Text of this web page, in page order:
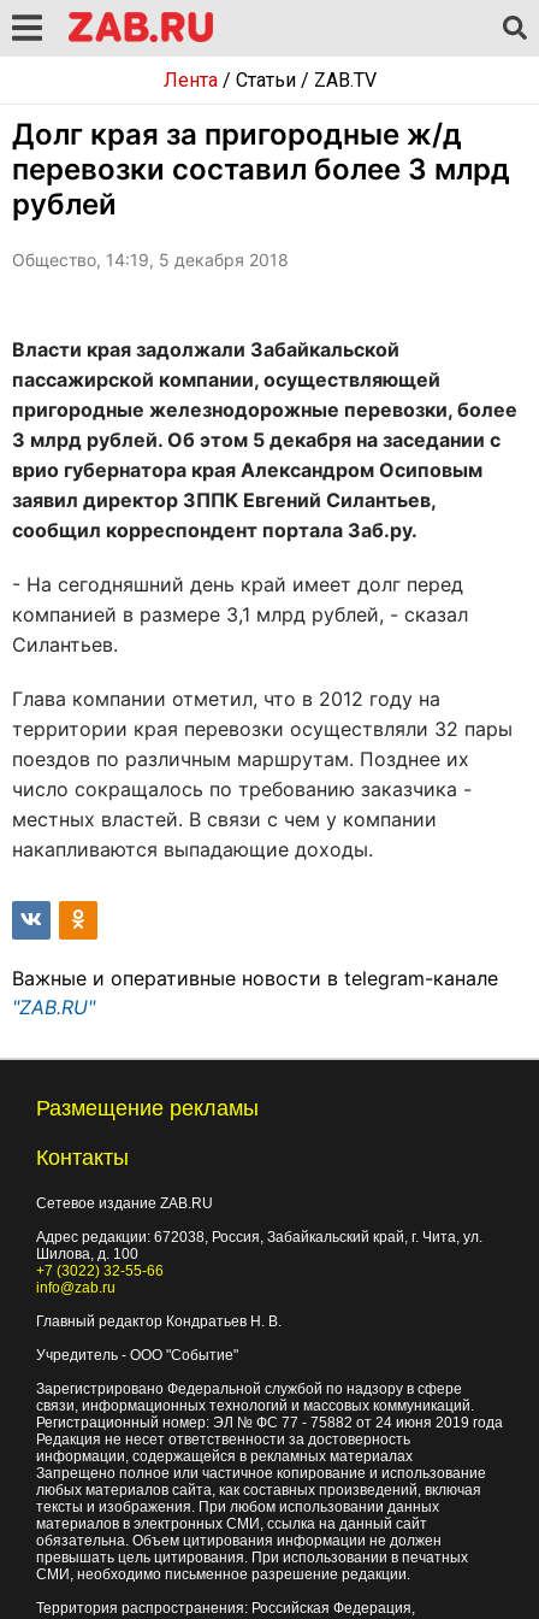
Лента/ Статьи/ ZAB.TV
Долг края за пригородные ж/д
перевозки составил более 3 млрд
рублей
Общество, 14:19, 5 декабря 2018
Власти края задолжали Забайкальской
пассажирской компании, осуществляющей
пригородные железнодорожные перевозки, более
3 млрд рублей. Об этом 5 декабря на заседании с
врио губернатора края Александром Осиповым
заявил директор ЗППК Евгений Силантьев,
сообщил корреспондент портала Заб.ру.
- На сегодняшний день край имеет долг перед
компанией в размере 3,1 млрд рублей, - сказал
Силантьев.
Глава компании отметил, что в 2012 году на
территории края перевозки осуществляли 32 пары
поездов по различным маршрутам. Позднее их
число сокращалось по требованию заказчика -
местных властей. В связи с чем у компании
накапливаются выпадающие доходы.
Важные и оперативные новости в telegram-канале
"ZAB.RU"
Размещение рекламы
Контакты
Сетевое издание ZAB.RU
Адрес редакции: 672038, Россия, Забайкальский край, г. Чита, ул.
Шилова, д. 100
+7 (3022) 32-55-66
info@zab.ru
Главный редактор Кондратьев Н. В.
Учредитель - ООО "Событие"
Зарегистрировано Федеральной службой по надзору в сфере
связи, информационных технологий и массовых коммуникаций.
Регистрационный номер: ЭЛ № ФС 77 - 75882 от 24 июня 2019 года
Редакция не несет ответственности за достоверность
информации, содержащейся в рекламных материалах
Запрещено полное или частичное копирование и использование
любых материалов сайта, как составных произведений, включая
тексты и изображения. При любом использовании данных
материалов в электронных СМИ, ссылка на данный сайт
обязательна. Объем цитирования информации не должен
превышать цель цитирования. При использовании в печатных
СМИ, необходимо письменное разрешение редакции.
Территория распространения: Российская Федерация,